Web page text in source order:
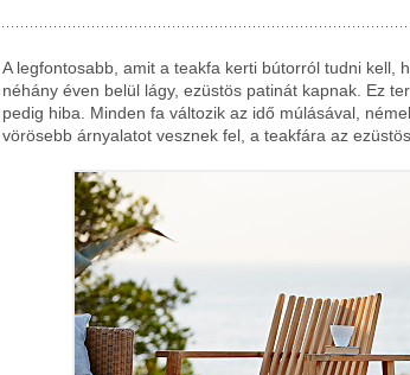
A legfontosabb, amit a teakfa kerti bútorról tudni kell,
néhány éven belül lágy, ezüstös patinát kapnak. Ez
pedig hiba. Minden fa változik az idő múlásával,
vörösebb árnyalatot vesznek fel, a teakfára az